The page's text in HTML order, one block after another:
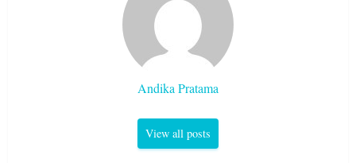
Andika Pratama
View all posts